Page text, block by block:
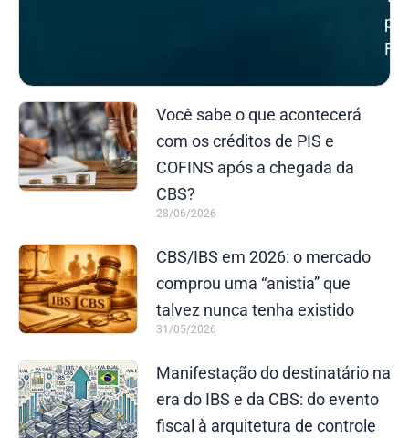
Você sabe o que acontecerá
com os créditos de PIS e
COFINS após a chegada da
CBS?
28/06/2026
CBS/IBS em 2026: o mercado
comprou uma “anistia” que
talvez nunca tenha existido
31/05/2026
Manifestação do destinatário na
era do IBS e da CBS: do evento
fiscal à arquitetura de controle